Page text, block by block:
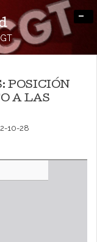
-
POSICIÓN
A LAS
10-28